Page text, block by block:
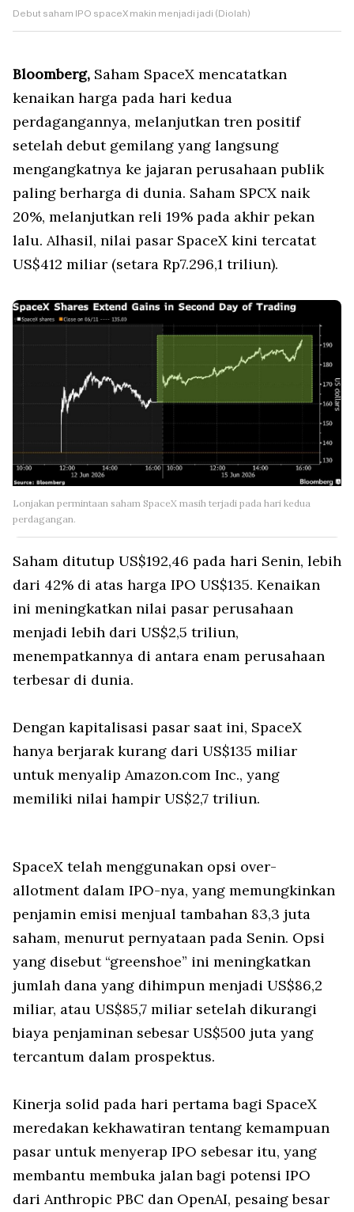
Debut saham IPO spaceX makin menjadi jadi (Diolah)
Bloomberg, Saham SpaceX mencatatkan
kenaikan harga pada hari kedua
perdagangannya, melanjutkan tren positif
setelah debut gemilang yang langsung
mengangkatnya ke jajaran perusahaan publik
paling berharga di dunia. Saham SPCX naik
20%, melanjutkan reli 19% pada akhir pekan
lalu. Alhasil, nilai pasar SpaceX kini tercatat
US$412 miliar (setara Rp7.296,1 triliun).
Lonjakan permintaan saham SpaceX masih terjadi pada hari kedua
perdagangan.
Saham ditutup US$192,46 pada hari Senin, lebih
dari 42% di atas harga IPO US$135. Kenaikan
ini meningkatkan nilai pasar perusahaan
menjadi lebih dari US$2,5 triliun,
menempatkannya di antara enam perusahaan
terbesar di dunia.
Dengan kapitalisasi pasar saat ini, SpaceX
hanya berjarak kurang dari US$135 miliar
untuk menyalip Amazon.com Inc., yang
memiliki nilai hampir US$2,7 triliun.
SpaceX telah menggunakan opsi over-
allotment dalam IPO-nya, yang memungkinkan
penjamin emisi menjual tambahan 83,3 juta
saham, menurut pernyataan pada Senin. Opsi
yang disebut “greenshoe” ini meningkatkan
jumlah dana yang dihimpun menjadi US$86,2
miliar, atau US$85,7 miliar setelah dikurangi
biaya penjaminan sebesar US$500 juta yang
tercantum dalam prospektus.
Kinerja solid pada hari pertama bagi SpaceX
meredakan kekhawatiran tentang kemampuan
pasar untuk menyerap IPO sebesar itu, yang
membantu membuka jalan bagi potensi IPO
dari Anthropic PBC dan OpenAI, pesaing besar